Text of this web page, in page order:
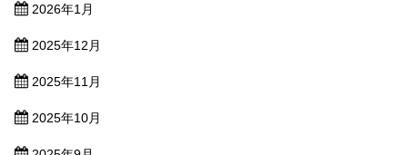
2026年1月
2025年12月
2025年11月
2025年10月